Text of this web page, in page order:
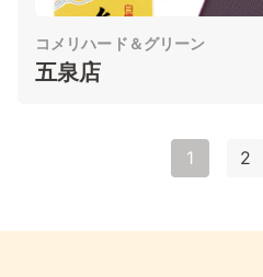
コメリハード＆グリーン
五泉店
1 2